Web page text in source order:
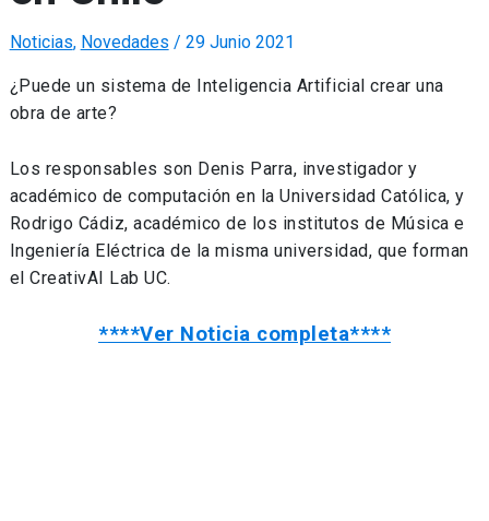
Noticias, Novedades / 29 Junio 2021
¿Puede un sistema de Inteligencia Artificial crear una
obra de arte?
Los responsables son Denis Parra, investigador y
académico de computación en la Universidad Católica, y
Rodrigo Cádiz, académico de los institutos de Música e
Ingeniería Eléctrica de la misma universidad, que forman
el CreativAI Lab UC.
****Ver Noticia completa****